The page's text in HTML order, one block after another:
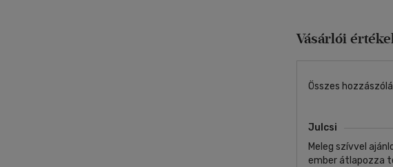
Vásárlói
Összes
Julcsi
Meleg szívvel
ember átlapozza